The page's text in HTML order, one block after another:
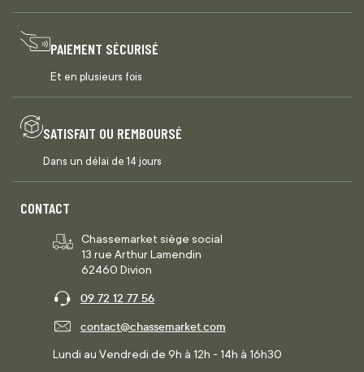
PAIEMENT SÉCURISÉ
Et en plusieurs fois
SATISFAIT OU REMBOURSÉ
Dans un délai de 14 jours
CONTACT
Chassemarket siège social
13 rue Arthur Lamendin
62460 Divion
09 72 12 77 56
contact@chassemarket.com
Lundi au Vendredi de 9h à 12h - 14h à 16h30